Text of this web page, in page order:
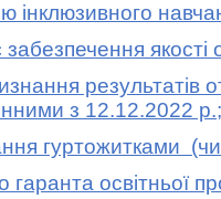
якості
результатів
з 12.12.2022 р.;
гуртожитками
освітньої